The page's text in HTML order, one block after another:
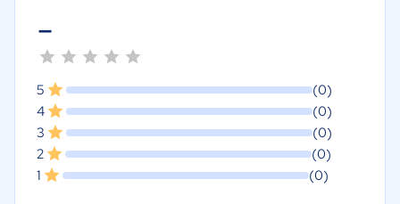
-
5
(0)
4
(0)
3
(0)
2
(0)
1
(0)